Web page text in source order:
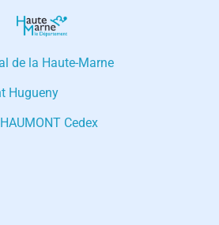
de la Haute-Marne
Hugueny
Cedex